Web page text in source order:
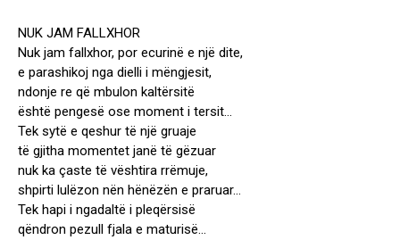
NUK JAM FALLXHOR
Nuk jam fallxhor, por ecurinë e një dite,
e parashikoj nga dielli i mëngjesit,
ndonje re që mbulon kaltërsitë
është pengesë ose moment i tersit…
Tek sytë e qeshur të një gruaje
të gjitha momentet janë të gëzuar
nuk ka çaste të vështira rrëmuje,
shpirti lulëzon nën hënëzën e praruar…
Tek hapi i ngadaltë i pleqërsisë
qëndron pezull fjala e maturisë…